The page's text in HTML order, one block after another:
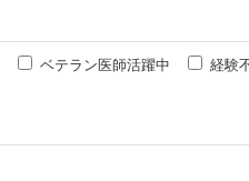
ベテラン医師活躍中
経験